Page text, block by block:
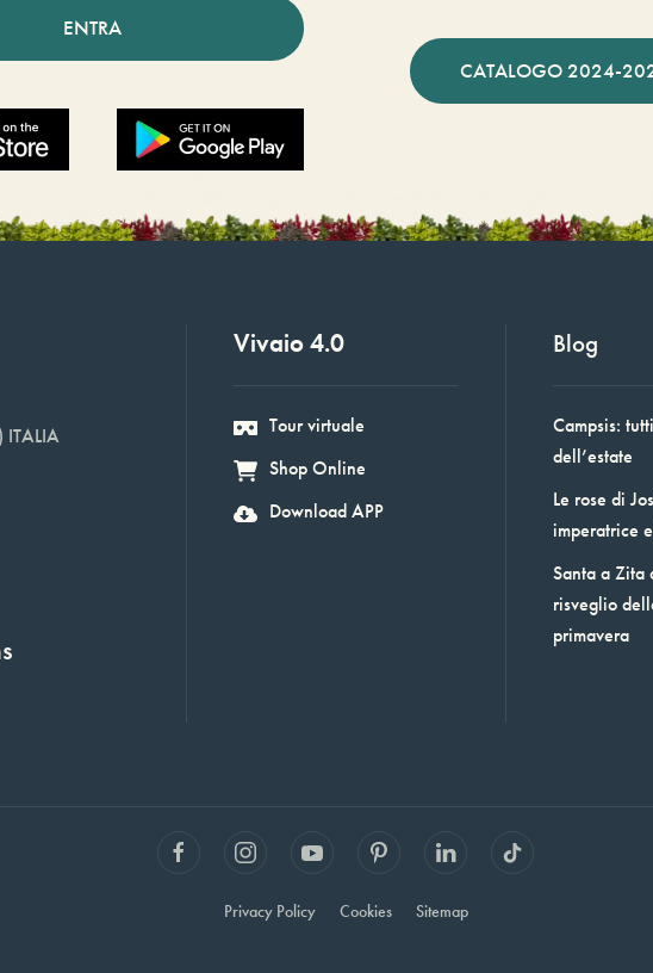
ENTRA
CATALOGO 2024-
ITALIA
Vivaio 4.0
Tour virtuale
Shop Online
Download APP
Blog
Campsis:
dell’estate
Le rose di
imperatrice
Santa a Zita
risveglio
primavera
Privacy Policy Cookies Sitemap